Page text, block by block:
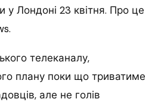
у Лондоні 23 квітня. Про це
телеканалу,
плану поки що триватиме
але не голів